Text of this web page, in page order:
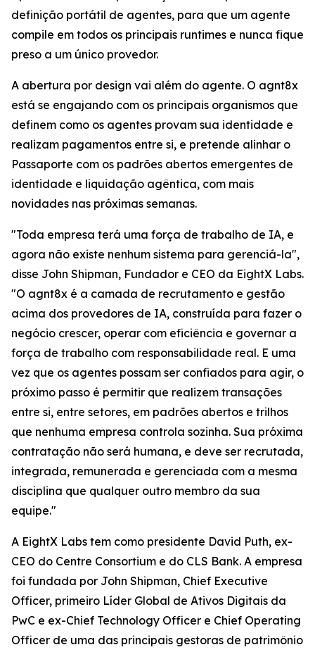
definição portátil de agentes, para que um agente
compile em todos os principais runtimes e nunca fique
preso a um único provedor.
A abertura por design vai além do agente. O agnt8x
está se engajando com os principais organismos que
definem como os agentes provam sua identidade e
realizam pagamentos entre si, e pretende alinhar o
Passaporte com os padrões abertos emergentes de
identidade e liquidação agêntica, com mais
novidades nas próximas semanas.
"Toda empresa terá uma força de trabalho de IA, e
agora não existe nenhum sistema para gerenciá-la",
disse John Shipman, Fundador e CEO da EightX Labs.
"O agnt8x é a camada de recrutamento e gestão
acima dos provedores de IA, construída para fazer o
negócio crescer, operar com eficiência e governar a
força de trabalho com responsabilidade real. E uma
vez que os agentes possam ser confiados para agir, o
próximo passo é permitir que realizem transações
entre si, entre setores, em padrões abertos e trilhos
que nenhuma empresa controla sozinha. Sua próxima
contratação não será humana, e deve ser recrutada,
integrada, remunerada e gerenciada com a mesma
disciplina que qualquer outro membro da sua
equipe."
A EightX Labs tem como presidente David Puth, ex-
CEO do Centre Consortium e do CLS Bank. A empresa
foi fundada por John Shipman, Chief Executive
Officer, primeiro Líder Global de Ativos Digitais da
PwC e ex-Chief Technology Officer e Chief Operating
Officer de uma das principais gestoras de patrimônio